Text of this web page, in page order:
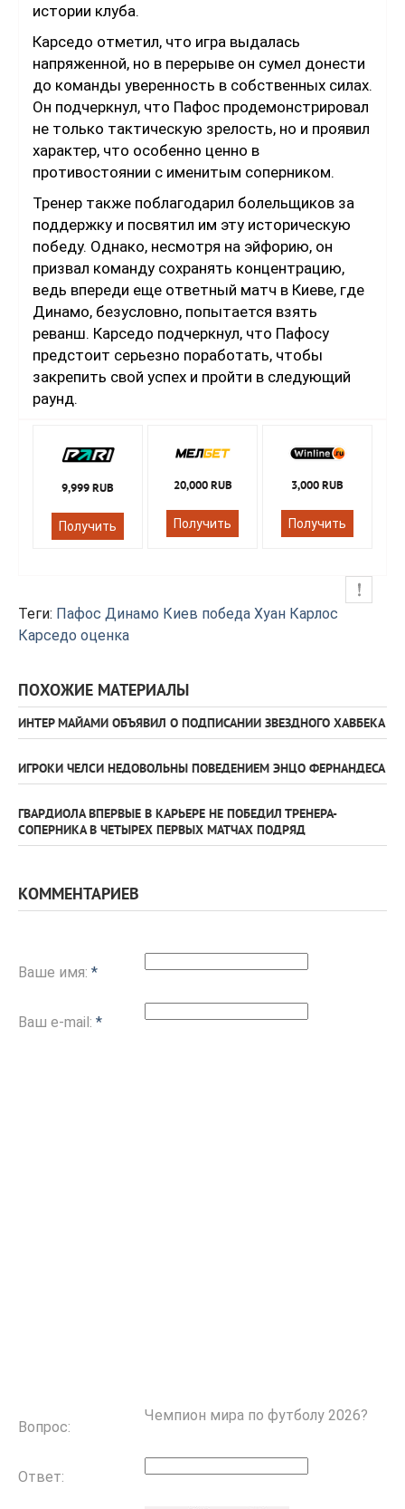
истории клуба.
Карседо отметил, что игра выдалась
напряженной, но в перерыве он сумел донести
до команды уверенность в собственных силах.
Он подчеркнул, что Пафос продемонстрировал
не только тактическую зрелость, но и проявил
характер, что особенно ценно в
противостоянии с именитым соперником.
Тренер также поблагодарил болельщиков за
поддержку и посвятил им эту историческую
победу. Однако, несмотря на эйфорию, он
призвал команду сохранять концентрацию,
ведь впереди еще ответный матч в Киеве, где
Динамо, безусловно, попытается взять
реванш. Карседо подчеркнул, что Пафосу
предстоит серьезно поработать, чтобы
закрепить свой успех и пройти в следующий
раунд.
9,999 RUB
Получить
20,000 RUB
Получить
3,000 RUB
Получить
Теги: Пафос Динамо Киев победа Хуан Карлос
Карседо оценка
ПОХОЖИЕ МАТЕРИАЛЫ
ИНТЕР МАЙАМИ ОБЪЯВИЛ О ПОДПИСАНИИ ЗВЕЗДНОГО ХАВБЕКА
ИГРОКИ ЧЕЛСИ НЕДОВОЛЬНЫ ПОВЕДЕНИЕМ ЭНЦО ФЕРНАНДЕСА
ГВАРДИОЛА ВПЕРВЫЕ В КАРЬЕРЕ НЕ ПОБЕДИЛ ТРЕНЕРА-
СОПЕРНИКА В ЧЕТЫРЕХ ПЕРВЫХ МАТЧАХ ПОДРЯД
КОММЕНТАРИЕВ
Ваше имя: *
Ваш e-mail: *
Вопрос:
Чемпион мира по футболу 2026?
Ответ: